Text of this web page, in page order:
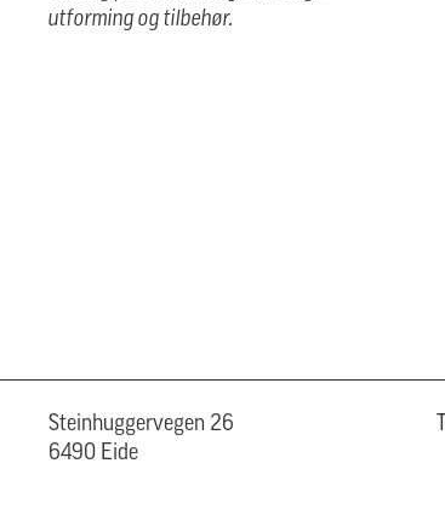
utforming og tilbehør.
Steinhuggervegen 26
6490 Eide